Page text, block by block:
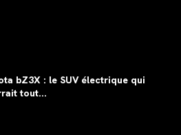
bZ3X : le SUV électrique qui
tout...